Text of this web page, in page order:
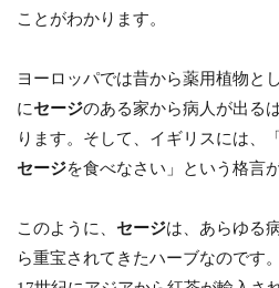
ことがわかります。
ヨーロッパでは昔から薬用植物と
にセージのある家から病人が出る
ります。そして、イギリスには、
セージを食べなさい」という格言
このように、 セージは、あらゆる
ら重宝されてきたハーブなのです